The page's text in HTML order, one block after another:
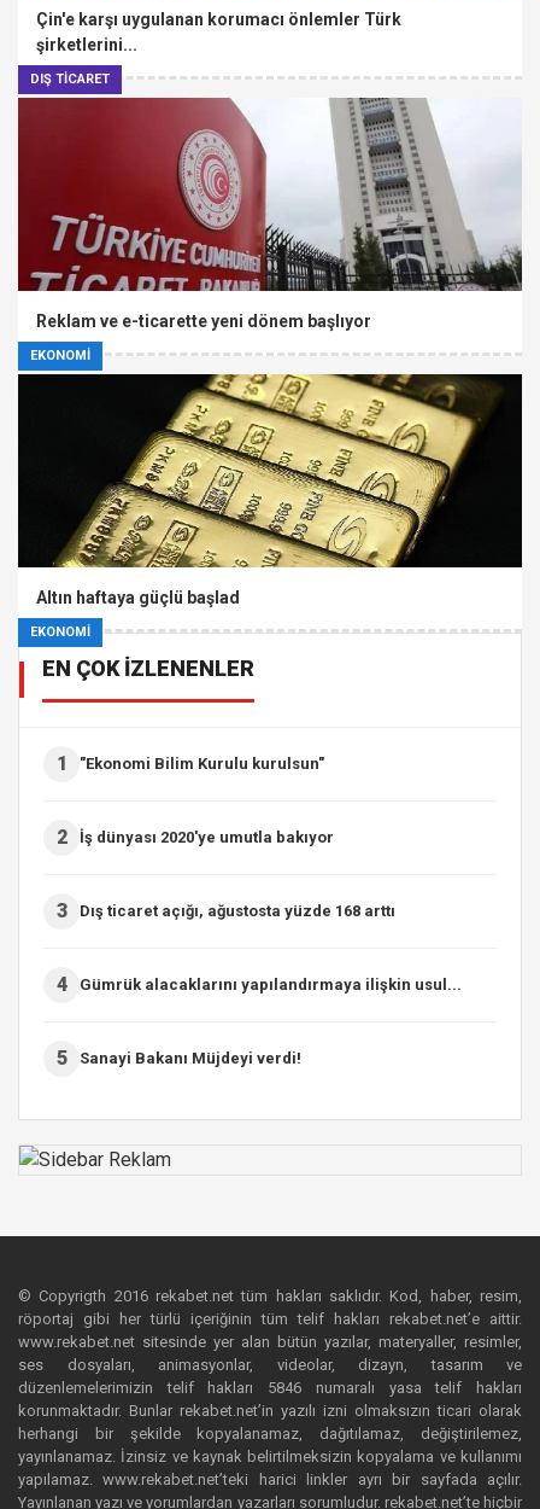
DIŞ TİCARET
Çin'e karşı uygulanan korumacı önlemler Türk
şirketlerini...
EKONOMİ
Reklam ve e-ticarette yeni dönem başlıyor
EKONOMİ
Altın haftaya güçlü başlad
EN ÇOK İZLENENLER
1 "Ekonomi Bilim Kurulu kurulsun"
2 İş dünyası 2020'ye umutla bakıyor
3 Dış ticaret açığı, ağustosta yüzde 168 arttı
4 Gümrük alacaklarını yapılandırmaya ilişkin usul...
5 Sanayi Bakanı Müjdeyi verdi!
© Copyrigth 2016 rekabet.net tüm hakları saklıdır. Kod, haber, resim,
röportaj gibi her türlü içeriğinin tüm telif hakları rekabet.net’e aittir.
www.rekabet.net sitesinde yer alan bütün yazılar, materyaller, resimler,
ses dosyaları, animasyonlar, videolar, dizayn, tasarım ve
düzenlemelerimizin telif hakları 5846 numaralı yasa telif hakları
korunmaktadır. Bunlar rekabet.net’in yazılı izni olmaksızın ticari olarak
herhangi bir şekilde kopyalanamaz, dağıtılamaz, değiştirilemez,
yayınlanamaz. İzinsiz ve kaynak belirtilmeksizin kopyalama ve kullanımı
yapılamaz. www.rekabet.net’teki harici linkler ayrı bir sayfada açılır.
Yayınlanan yazı ve yorumlardan yazarları sorumludur. rekabet.net’te hiçbir